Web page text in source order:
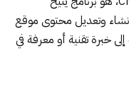
وتعديل محتوى موقع
خبرة تقنية أو معرفة في